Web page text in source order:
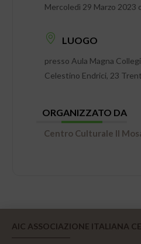
Mercoledì 29 Marzo 2023
LUOGO
presso Aula Magna
Celestino Endrici, 23
ORGANIZZATO DA
Centro Culturale Il
AIC ASSOCIAZIONE ITALIANA